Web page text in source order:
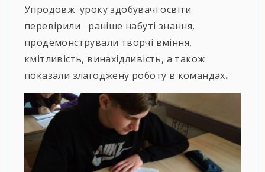
Упродовж уроку здобувачі освіти
перевірили раніше набуті знання,
продемонстрували творчі вміння,
кмітливість, винахідливість, а також
показали злагоджену роботу в командах.